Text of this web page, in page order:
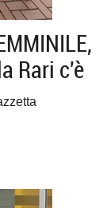
Rari c'è